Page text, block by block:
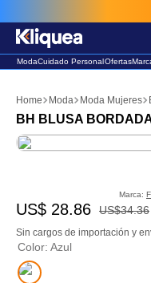
Envío rápido,
ModaCuidado PersonalOfertas
Moda Moda Mujeres
BH BLUSA
Marca:
US$ 28.86 US$34.36
Sin cargos de importación y
Color: Azul
2. sandalia